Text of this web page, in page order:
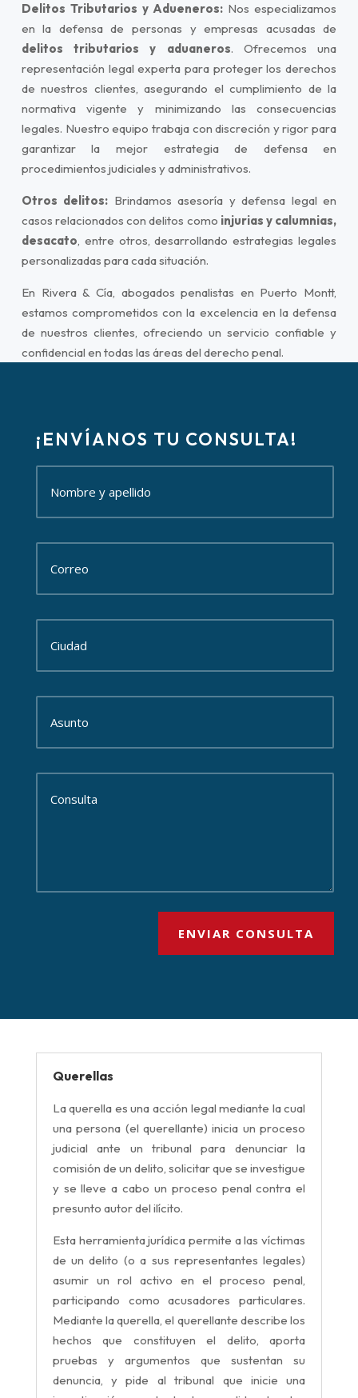
Delitos Tributarios y Adueneros: Nos especializamos
en la defensa de personas y empresas acusadas de
delitos tributarios y aduaneros. Ofrecemos una
representación legal experta para proteger los derechos
de nuestros clientes, asegurando el cumplimiento de la
normativa vigente y minimizando las consecuencias
legales. Nuestro equipo trabaja con discreción y rigor para
garantizar la mejor estrategia de defensa en
procedimientos judiciales y administrativos.
Otros delitos: Brindamos asesoría y defensa legal en
casos relacionados con delitos como injurias y calumnias,
desacato, entre otros, desarrollando estrategias legales
personalizadas para cada situación.
En Rivera & Cía, abogados penalistas en Puerto Montt,
estamos comprometidos con la excelencia en la defensa
de nuestros clientes, ofreciendo un servicio confiable y
confidencial en todas las áreas del derecho penal.
¡ENVÍANOS TU CONSULTA!
ENVIAR CONSULTA
Querellas
Laquerella es una acción legal mediante la cual
una persona (el querellante) inicia un proceso
judicial ante un tribunal para denunciar la
comisión de un delito, solicitar que se investigue
y se lleve a cabo un proceso penal contra el
presunto autor del ilícito.
Esta herramienta jurídica permite a las víctimas
de un delito (o a sus representantes legales)
asumir un rol activo en el proceso penal,
participando como acusadores particulares.
Mediante la querella, el querellante describe los
hechos que constituyen el delito, aporta
pruebas y argumentos que sustentan su
denuncia, y pide al tribunal que inicie una